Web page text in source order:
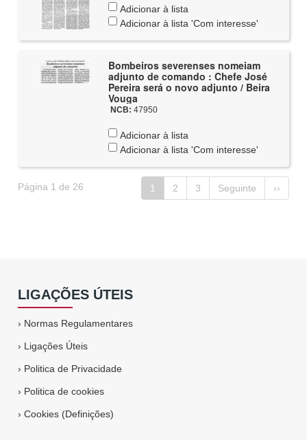
Adicionar à lista
Adicionar à lista 'Com interesse'
Bombeiros severenses nomeiam
adjunto de comando : Chefe José
Pereira será o novo adjunto / Beira
Vouga
NCB: 47950
Adicionar à lista
Adicionar à lista 'Com interesse'
Página 1 de 26 1 2 3 Seguinte ››
LIGAÇÕES ÚTEIS
› Normas Regulamentares
› Ligações Úteis
› Politica de Privacidade
› Politica de cookies
›Cookies (Definições)